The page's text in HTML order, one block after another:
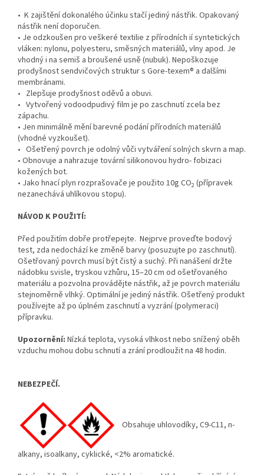
• K zajištění dokonalého účinku stačí jediný nástřik. Opakovaný
nástřik není doporučen.
• Je odzkoušen pro veškeré textilie z přírodních ií syntetických
vláken: nylonu, polyesteru, směsných materiálů, vlny apod. Je
vhodný i na semiš a broušené usně (nubuk). Nepoškozuje
prodyšnost sendvičových struktur s Gore-texem® a dalšími
membránami.
• Zlepšuje prodyšnost oděvů a obuvi.
• Vytvořený vodoodpudivý film je po zaschnutí zcela bez
zápachu.
• Jen minimálně mění barevné podání přírodních materiálů
(vhodné vyzkoušet).
• Ošetřený povrch je odolný vůči vytváření solných skvrn a map.
• Obnovuje a nahrazuje tovární silikonovou hydro- fobizaci
kožených bot.
• Jako hnací plyn rozprašovače je použito 10g CO2 (přípravek
nezanechává uhlíkovou stopu).
NÁVOD K POUŽITÍ:
Před použitím dobře protřepejte. Nejprve proveďte bodový
test, zda nedochází ke změně barvy (posuzujte po zaschnutí).
Ošetřovaný povrch musí být čistý a suchý. Při nanášení držte
nádobku svisle, tryskou vzhůru, 15–20 cm od ošetřovaného
materiálu a pozvolna provádějte nástřik, až je povrch materiálu
stejnoměrně vlhký. Optimální je jediný nástřik. Ošetřený produkt
používejte až po úplném zaschnutí a vyzrání (polymeraci)
přípravku.
Upozornění: Nízká teplota, vysoká vlhkost nebo snížený oběh
vzduchu mohou dobu schnutí a zrání prodloužit na 48 hodin.
NEBEZPEČÍ.
Obsahuje uhlovodíky, C9-C11, n-
alkany, isoalkany, cyklické, <2% aromatické.